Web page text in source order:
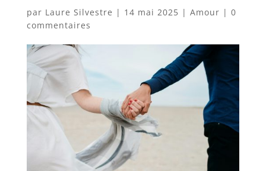
par Laure Silvestre | 14 mai 2025 | Amour | 0
commentaires